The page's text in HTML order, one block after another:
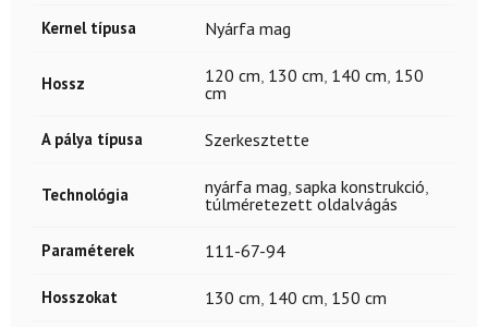
Kernel típusa Nyárfa mag
Hossz 120 cm, 130 cm, 140 cm, 150
cm
A pálya típusa Szerkesztette
Technológia nyárfa mag, sapka konstrukció,
túlméretezett oldalvágás
Paraméterek 111-67-94
Hosszokat 130 cm, 140 cm, 150 cm